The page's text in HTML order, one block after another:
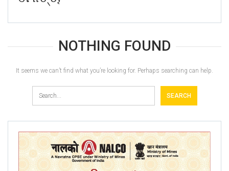
NOTHING FOUND
It seems we can’t find what you’re looking for. Perhaps searching can help.